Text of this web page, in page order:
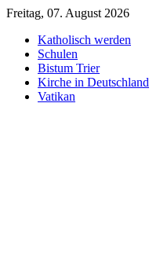
Freitag, 07. August 2026
Katholisch werden
Schulen
Bistum Trier
Kirche in Deutschland
Vatikan